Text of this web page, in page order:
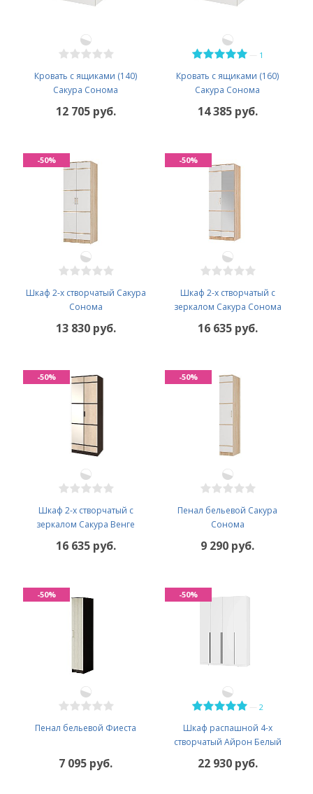
Кровать с ящиками (140)
Сакура Сонома
12 705 руб.
1
Кровать с ящиками (160)
Сакура Сонома
14 385 руб.
Шкаф 2-х створчатый Сакура
Сонома
13 830 руб.
-50%
Шкаф 2-х створчатый с
зеркалом Сакура Сонома
16 635 руб.
-50%
Шкаф 2-х створчатый с
зеркалом Сакура Венге
16 635 руб.
-50%
Пенал бельевой Сакура
Сонома
9 290 руб.
-50%
Пенал бельевой Фиеста
7 095 руб.
-50%
2
Шкаф распашной 4-х
створчатый Айрон Белый
22 930 руб.
-50%